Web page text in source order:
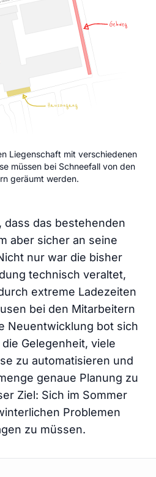
Liegenschaft mit verschiedenen
müssen bei Schneefall von den
geräumt werden.
dass das bestehenden
aber sicher an seine
nur war die bisher
technisch veraltet,
extreme Ladezeiten
bei den Mitarbeitern
Neuentwicklung bot sich
Gelegenheit, viele
zu automatisieren und
genaue Planung zu
Ziel: Sich im Sommer
Problemen
zu müssen.